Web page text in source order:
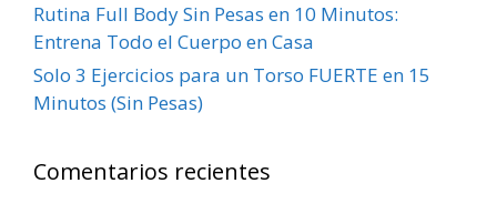
Rutina Full Body Sin Pesas en 10 Minutos:
Entrena Todo el Cuerpo en Casa
Solo 3 Ejercicios para un Torso FUERTE en 15
Minutos (Sin Pesas)
Comentarios recientes